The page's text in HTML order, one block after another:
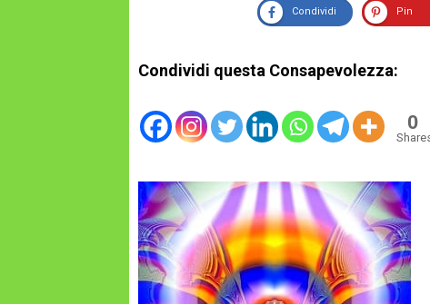
Condividi Pin
Condividi questa Consapevolezza:
0